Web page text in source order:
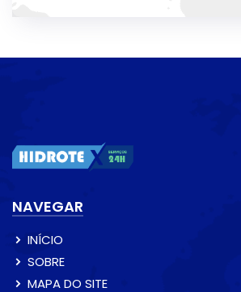
NAVEGAR
INÍCIO
SOBRE
MAPA DO SITE